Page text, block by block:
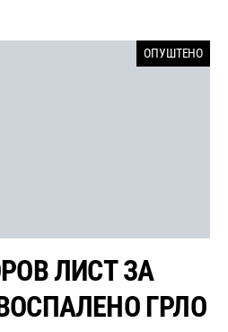
ОПУШТЕНО
ЛИСТ ЗА
ГРЛО